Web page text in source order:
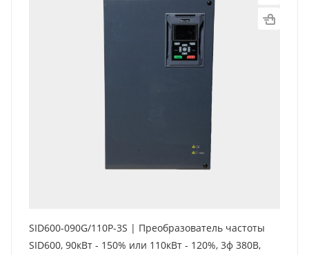
SID600-090G/110P-3S | Преобразователь частоты
SID600, 90кВт - 150% или 110кВт - 120%, 3ф 380В,